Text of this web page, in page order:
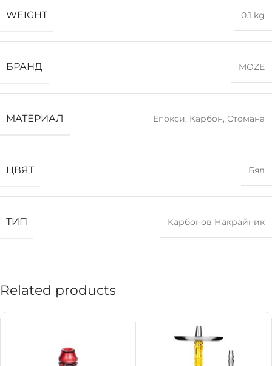
WEIGHT
0.1 kg
БРАНД MOZE
МАТЕРИАЛ Епокси, Карбон, Стомана
ЦВЯТ Бял
ТИП Карбонов Накрайник
Related products